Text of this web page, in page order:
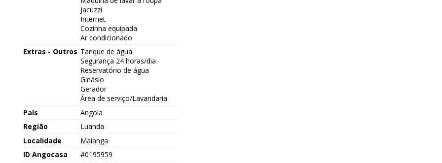
Jacuzzi
Internet
Cozinha equipada
Ar condicionado
Extras - Outros Tanque de água
Segurança 24 horas/dia
Reservatório de água
Ginásio
Gerador
Área de serviço/Lavandaria
País
Angola
Região
Luanda
Localidade
Maianga
ID Angocasa
#0195959